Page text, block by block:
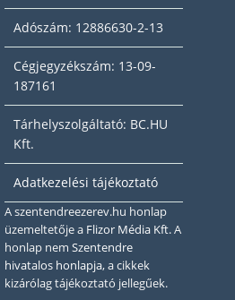
Adószám: 12886630-2-13
Cégjegyzékszám: 13-09-
187161
Tárhelyszolgáltató: BC.HU
Kft.
Adatkezelési tájékoztató
A szentendreezerev.hu honlap
üzemeltetője a Flizor Média Kft.A
honlap nem Szentendre
hivatalos honlapja, a cikkek
kizárólag tájékoztató jellegűek.